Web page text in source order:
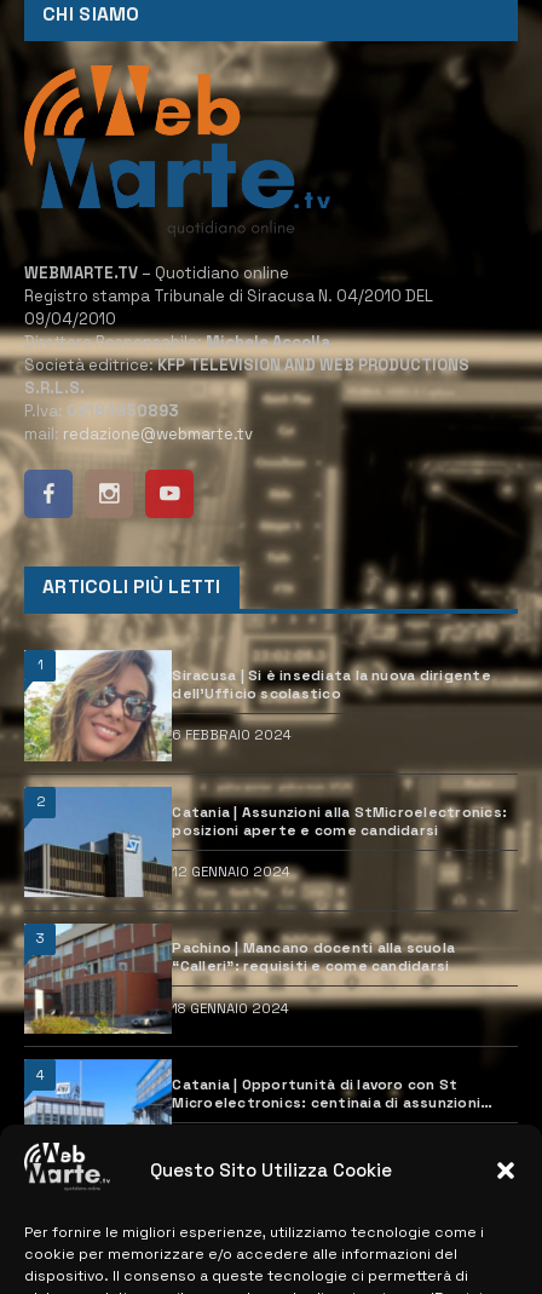
Questo Sito Utilizza Cookie
Per fornire le migliori esperienze, utilizziamo tecnologie come i
cookie per memorizzare e/o accedere alle informazioni del
dispositivo. Il consenso a queste tecnologie ci permetterà di
CHI SIAMO
WEBMARTE.TV – Quotidiano online
Registro stampa Tribunale di Siracusa N. 04/2010 DEL
09/04/2010
Direttore Responsabile:Michele Accolla
Società editrice:KFP TELEVISION AND WEB PRODUCTIONS
S.R.L.S.
P.Iva: 02184950893
mail: redazione@webmarte.tv
ARTICOLI PIÙ LETTI
1
Siracusa | Si è insediata la nuova dirigente
dell’Ufficio scolastico
6 FEBBRAIO 2024
2
Catania | Assunzioni alla StMicroelectronics:
posizioni aperte e come candidarsi
12 GENNAIO 2024
3
Pachino | Mancano docenti alla scuola
“Calleri”: requisiti e come candidarsi
18 GENNAIO 2024
4
Catania | Opportunità di lavoro con St
Microelectronics: centinaia di assunzioni
previste
MAPPA DEL SITO